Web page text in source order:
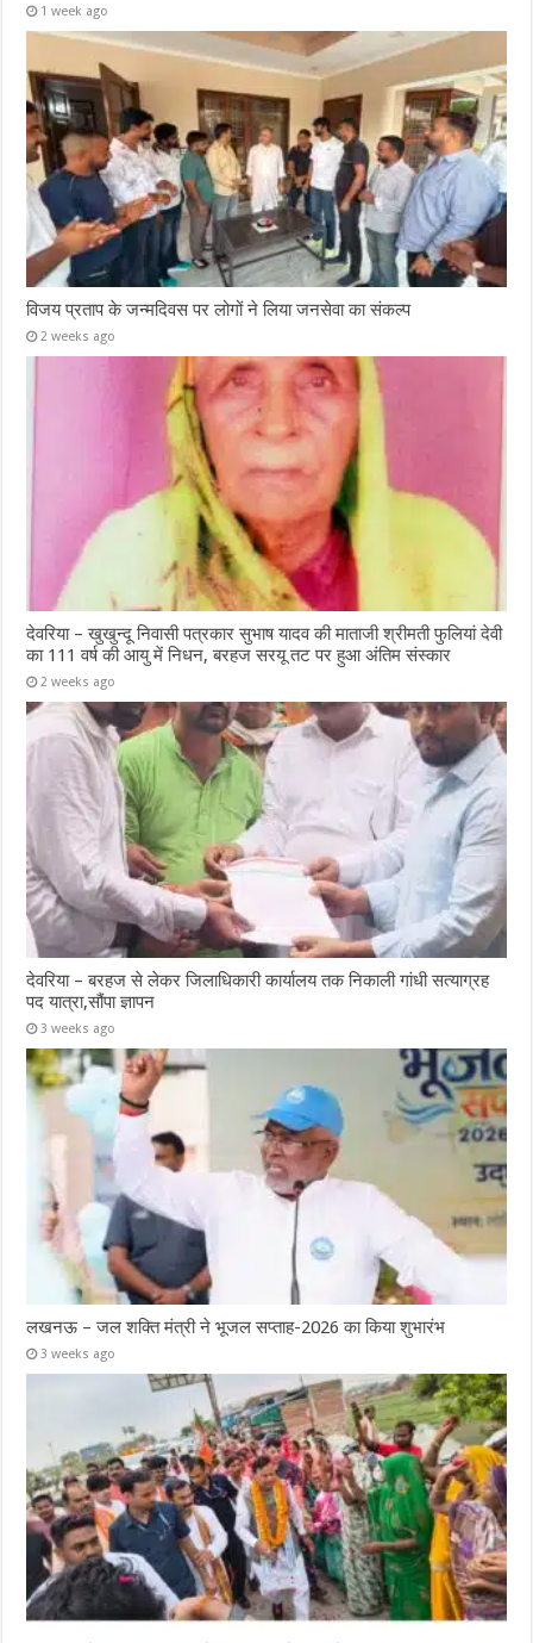
1 week ago
विजय प्रताप के जन्मदिवस पर लोगों ने लिया जनसेवा का संकल्प
2 weeks ago
देवरिया – खुखुन्दू निवासी पत्रकार सुभाष यादव की माताजी श्रीमती फुलियां देवी
का 111 वर्ष की आयु में निधन, बरहज सरयू तट पर हुआ अंतिम संस्कार
2 weeks ago
देवरिया – बरहज से लेकर जिलाधिकारी कार्यालय तक निकाली गांधी सत्याग्रह
पद यात्रा,सौंपा ज्ञापन
3 weeks ago
लखनऊ – जल शक्ति मंत्री ने भूजल सप्ताह-2026 का किया शुभारंभ
3 weeks ago